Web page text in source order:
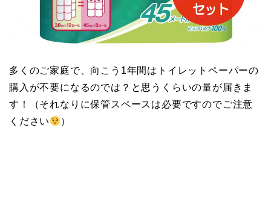
多くのご家庭で、向こう1年間はトイレットペーパーの
購入が不要になるのでは？と思うくらいの量が届きま
す！（それなりに保管スペースは必要ですのでご注意
ください
）